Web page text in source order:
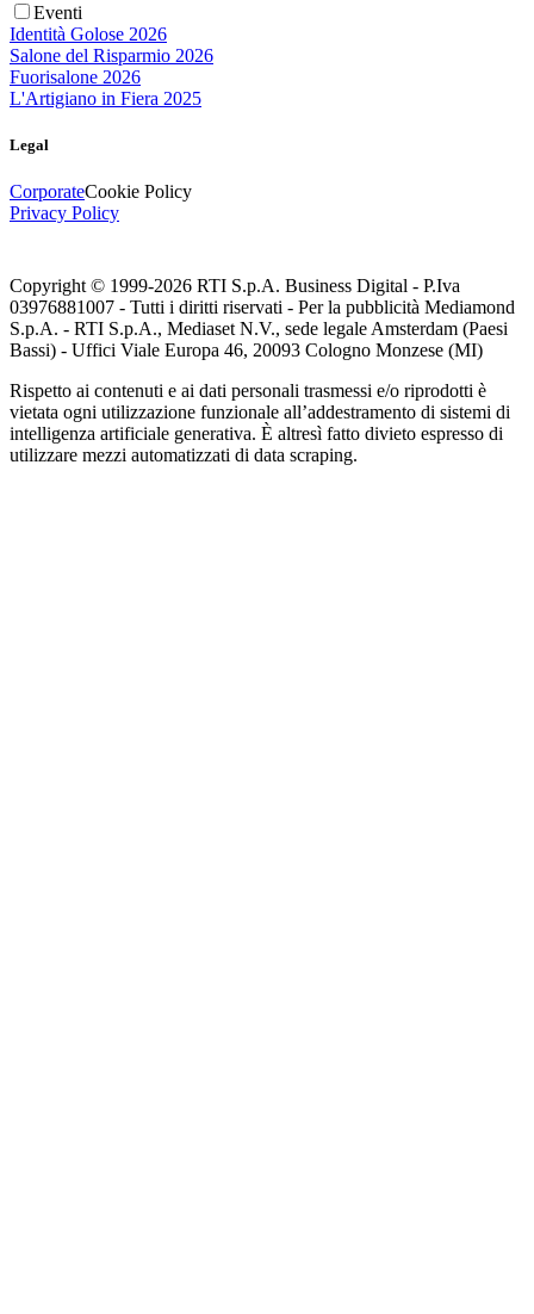
Eventi
Identità Golose 2026
Salone del Risparmio 2026
Fuorisalone 2026
L'Artigiano in Fiera 2025
Legal
CorporateCookie Policy
Privacy Policy
Copyright © 1999-2026 RTI S.p.A. Business Digital - P.Iva
03976881007 - Tutti i diritti riservati - Per la pubblicità Mediamond
S.p.A. - RTI S.p.A., Mediaset N.V., sede legale Amsterdam (Paesi
Bassi) - Uffici Viale Europa 46, 20093 Cologno Monzese (MI)
Rispetto ai contenuti e ai dati personali trasmessi e/o riprodotti è
vietata ogni utilizzazione funzionale all’addestramento di sistemi di
intelligenza artificiale generativa. È altresì fatto divieto espresso di
utilizzare mezzi automatizzati di data scraping.